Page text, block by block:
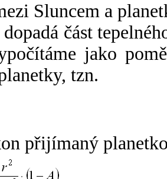
Sluncem a
část
jako
tzn.
přijímaný